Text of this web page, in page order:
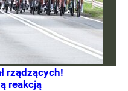
rządzących!
reakcją